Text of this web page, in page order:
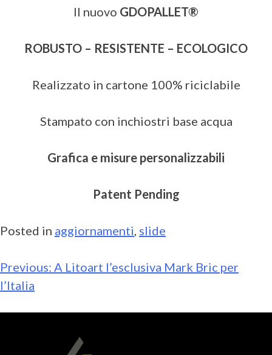
Il nuovo GDOPALLET®
ROBUSTO – RESISTENTE – ECOLOGICO
Realizzato in cartone 100% riciclabile
Stampato con inchiostri base acqua
Grafica e misure personalizzabili
Patent Pending
Posted in aggiornamenti, slide
Previous: A Litoart l’esclusiva Mark Bric per
l’Italia